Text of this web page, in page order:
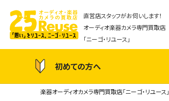
直営店スタッフがお伺いします！
オーディオ楽器カメラ専門買取店
「ニーゴ・リユース」
初めての方へ
楽器オーディオカメラ専門買取店「ニーゴ・リユース」